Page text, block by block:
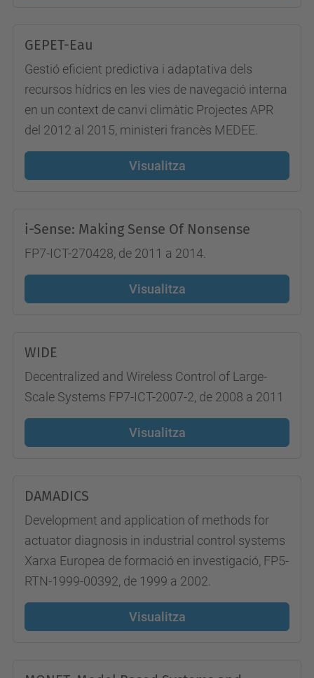
GEPET-Eau
Gestió eficient predictiva i adaptativa dels
recursos hídrics en les vies de navegació interna
en un context de canvi climàtic Projectes APR
del 2012 al 2015, ministeri francès MEDEE.
Visualitza
i-Sense: Making Sense Of Nonsense
FP7-ICT-270428, de 2011 a 2014.
Visualitza
WIDE
Decentralized and Wireless Control of Large-
Scale Systems FP7-ICT-2007-2, de 2008 a 2011
Visualitza
DAMADICS
Development and application of methods for
actuator diagnosis in industrial control systems
Xarxa Europea de formació en investigació, FP5-
RTN-1999-00392, de 1999 a 2002.
Visualitza